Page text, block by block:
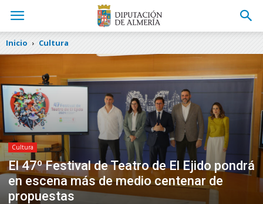
Inicio Cultura
Cultura
El 47º Festival de Teatro de El Ejido pondrá
en escena más de medio centenar de
propuestas